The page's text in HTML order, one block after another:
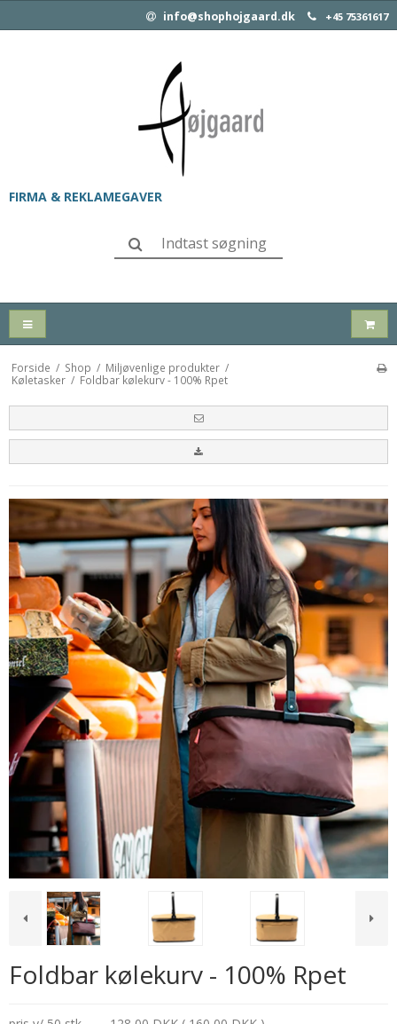
info@shophojgaard.dk +45 75361617
FIRMA & REKLAMEGAVER
Forside / Shop / Miljøvenlige produkter /
Køletasker / Foldbar kølekurv - 100% Rpet
Foldbar kølekurv - 100% Rpet